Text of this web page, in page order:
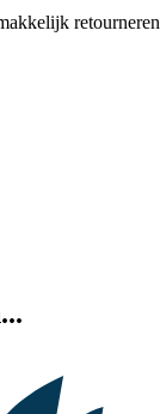
retourneren